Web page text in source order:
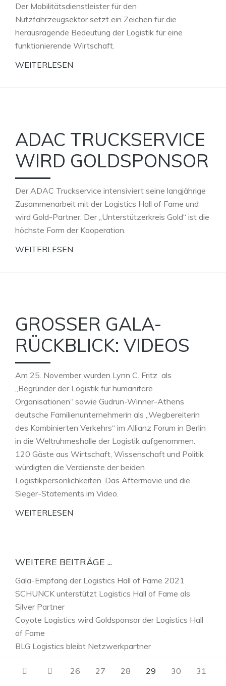
Der Mobilitätsdienstleister für den
Nutzfahrzeugsektor setzt ein Zeichen für die
herausragende Bedeutung der Logistik für eine
funktionierende Wirtschaft.
WEITERLESEN
ADAC TRUCKSERVICE
WIRD GOLDSPONSOR
Der ADAC Truckservice intensiviert seine langjährige
Zusammenarbeit mit der Logistics Hall of Fame und
wird Gold-Partner. Der „Unterstützerkreis Gold“ ist die
höchste Form der Kooperation.
WEITERLESEN
GROSSER GALA-R
ÜCKBLICK: VIDEOS
Am 25. November wurden Lynn C. Fritz als
„Begründer der Logistik für humanitäre
Organisationen“ sowie Gudrun-Winner-Athens
deutsche Familienunternehmerin als „Wegbereiterin
des Kombinierten Verkehrs“ im Allianz Forum in Berlin
in die Weltruhmeshalle der Logistik aufgenommen.
120 Gäste aus Wirtschaft, Wissenschaft und Politik
würdigten die Verdienste der beiden
Logistikpersönlichkeiten. Das Aftermovie und die
Sieger-Statements im Video.
WEITERLESEN
WEITERE BEITRÄGE ...
Gala-Empfang der Logistics Hall of Fame 2021
SCHUNCK unterstützt Logistics Hall of Fame als
Silver Partner
Coyote Logistics wird Goldsponsor der Logistics Hall
of Fame
BLG Logistics bleibt Netzwerkpartner
26 27 28 29 30 31